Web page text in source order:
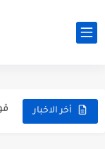
أخر الاخبار